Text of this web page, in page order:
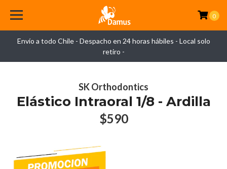
Envío a todo Chile - Despacho en 24 horas hábiles - Local solo
retiro -
0
SK Orthodontics
Elástico Intraoral 1/8 - Ardilla
$590